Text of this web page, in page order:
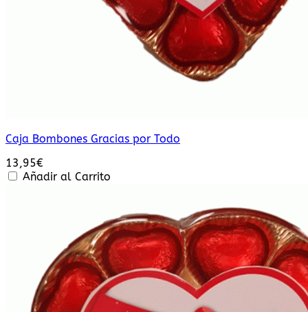
Caja Bombones Gracias por Todo
13,95€
Añadir al Carrito